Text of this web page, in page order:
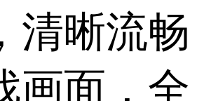
清晰流畅
画面，全